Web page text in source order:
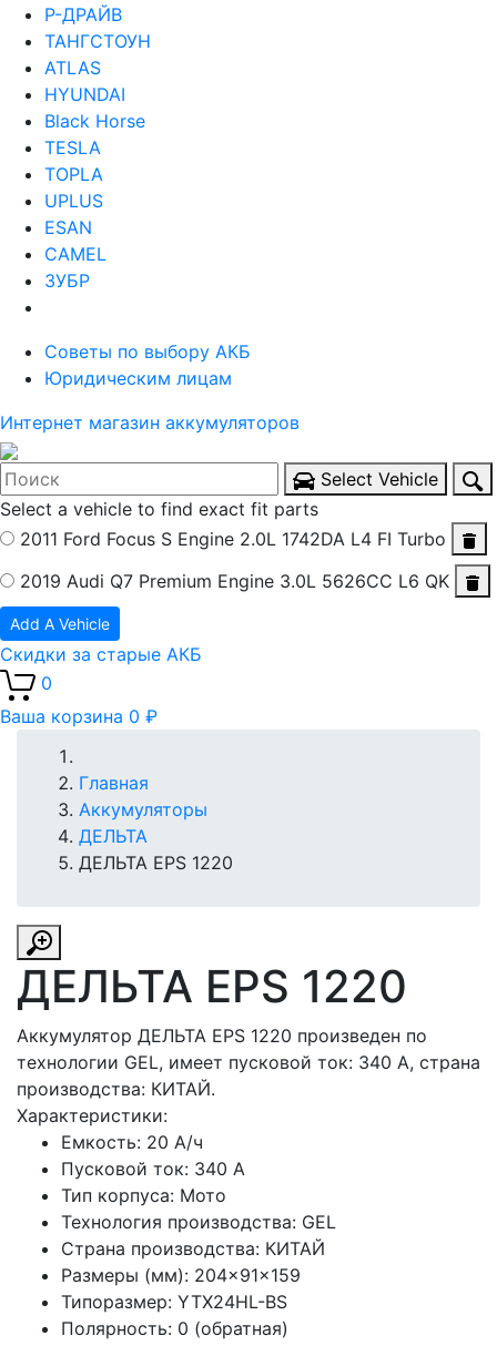
Р-ДРАЙВ
ТАНГСТОУН
ATLAS
HYUNDAI
Black Horse
TESLA
TOPLA
UPLUS
ESAN
CAMEL
ЗУБР
Советы по выбору АКБ
Юридическим лицам
Интернет магазин аккумуляторов
Select Vehicle
Select a vehicle to find exact fit parts
2011 Ford Focus S Engine 2.0L 1742DA L4 FI Turbo
2019 Audi Q7 Premium Engine 3.0L 5626CC L6 QK
Add A Vehicle
Скидки за старые АКБ
0
Ваша корзина 0 ₽
Главная
Аккумуляторы
ДЕЛЬТА
ДЕЛЬТА EPS 1220
ДЕЛЬТА EPS 1220
Аккумулятор ДЕЛЬТА EPS 1220 произведен по
технологии GEL, имеет пусковой ток: 340 A, страна
производства: КИТАЙ.
Характеристики:
Емкость: 20 А/ч
Пусковой ток: 340 А
Тип корпуса: Мото
Технология производства: GEL
Страна производства: КИТАЙ
Размеры (мм): 204×91×159
Типоразмер: YTX24HL-BS
Полярность: 0 (обратная)